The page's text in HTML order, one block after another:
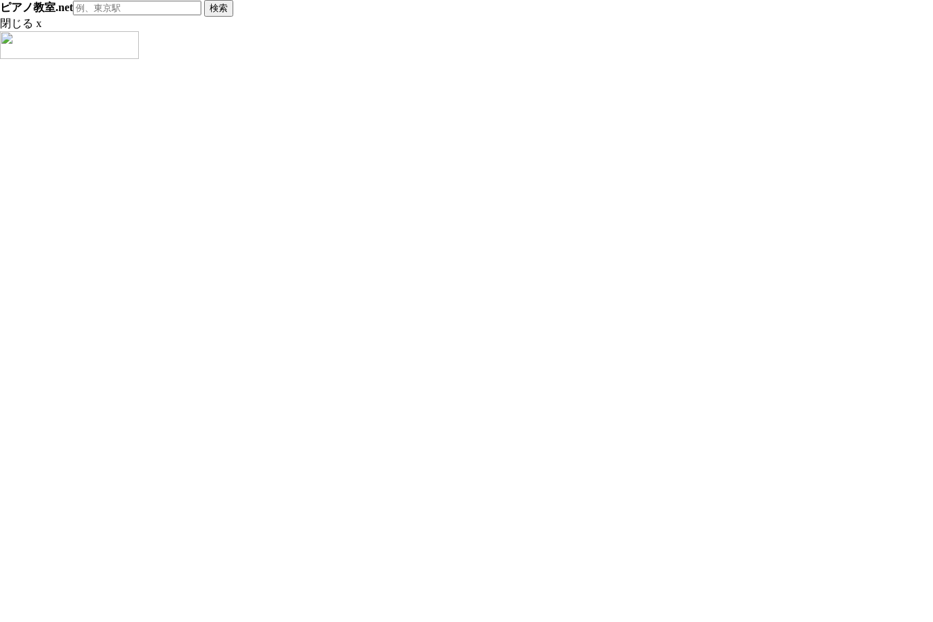
ピアノ教室.net
閉じる x